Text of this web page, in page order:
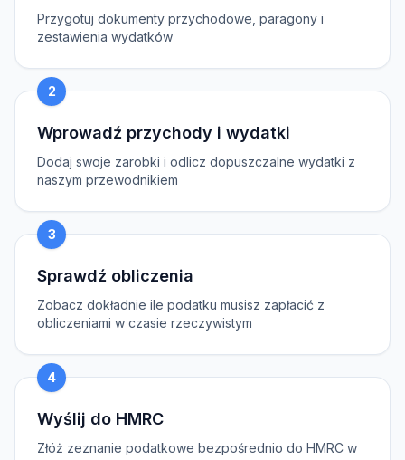
Przygotuj dokumenty przychodowe, paragony i
zestawienia wydatków
2
Wprowadź przychody i wydatki
Dodaj swoje zarobki i odlicz dopuszczalne wydatki z
naszym przewodnikiem
3
Sprawdź obliczenia
Zobacz dokładnie ile podatku musisz zapłacić z
obliczeniami w czasie rzeczywistym
4
Wyślij do HMRC
Złóż zeznanie podatkowe bezpośrednio do HMRC w